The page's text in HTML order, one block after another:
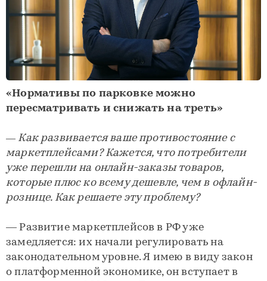
«Нормативы по парковке можно
пересматривать и снижать на треть»
— Как развивается ваше противостояние с
маркетплейсами? Кажется, что потребители
уже перешли на онлайн-заказы товаров,
которые плюс ко всему дешевле, чем в офлайн-
рознице. Как решаете эту проблему?
— Развитие маркетплейсов в РФ уже
замедляется: их начали регулировать на
законодательном уровне. Я имею в виду закон
о платформенной экономике, он вступает в